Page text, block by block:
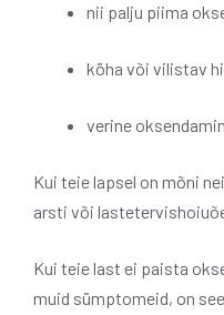
nii palju piima
köha või vilistav
verine
Kui teie lapsel on mõni
arsti või
Kui teie last ei paista
muid sümptomeid, on